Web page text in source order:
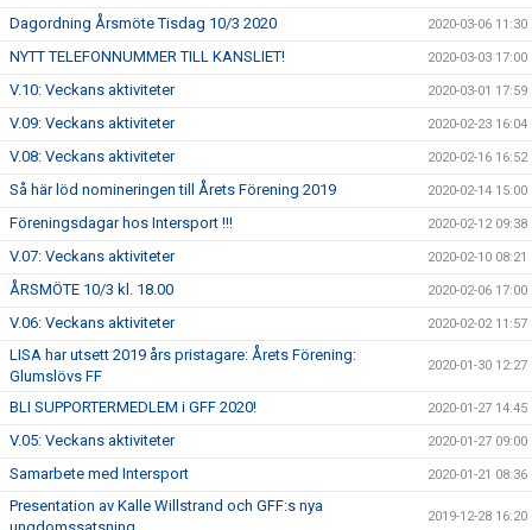
Dagordning Årsmöte Tisdag 10/3 2020 2020-03-06 11:30
NYTT TELEFONNUMMER TILL KANSLIET! 2020-03-03 17:00
V.10: Veckans aktiviteter 2020-03-01 17:59
V.09: Veckans aktiviteter 2020-02-23 16:04
V.08: Veckans aktiviteter 2020-02-16 16:52
Så här löd nomineringen till Årets Förening 2019 2020-02-14 15:00
Föreningsdagar hos Intersport !!! 2020-02-12 09:38
V.07: Veckans aktiviteter 2020-02-10 08:21
ÅRSMÖTE 10/3 kl. 18.00 2020-02-06 17:00
V.06: Veckans aktiviteter 2020-02-02 11:57
LISA har utsett 2019 års pristagare: Årets Förening:
Glumslövs FF
2020-01-30 12:27
BLI SUPPORTERMEDLEM i GFF 2020! 2020-01-27 14:45
V.05: Veckans aktiviteter 2020-01-27 09:00
Samarbete med Intersport 2020-01-21 08:36
Presentation av Kalle Willstrand och GFF:s nya
2019-12-28 16:20